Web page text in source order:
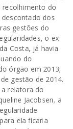
recolhimento do
descontado dos
gestões do
o ex-
Costa, já havia
do
órgão em 2013;
gestão de 2014.
relatora do
Jacobsen, a
ela ficaria